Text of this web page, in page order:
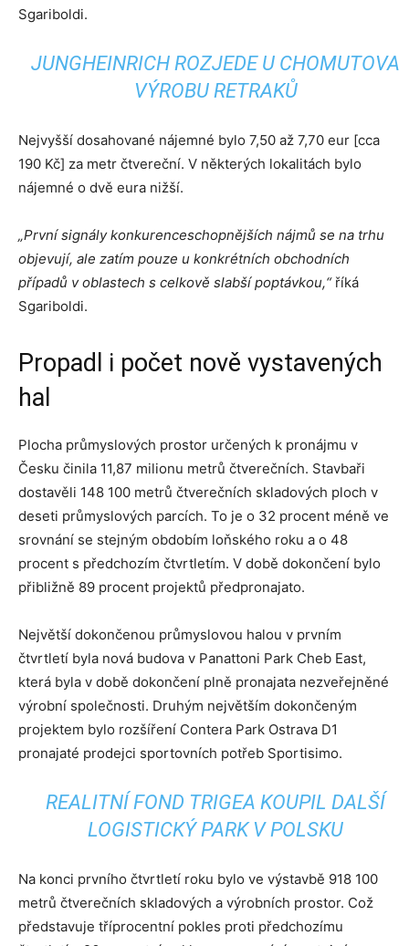
Sgariboldi.
JUNGHEINRICH ROZJEDE U CHOMUTOVA
VÝROBU RETRAKŮ
Nejvyšší dosahované nájemné bylo 7,50 až 7,70 eur [cca
190 Kč] za metr čtvereční. V některých lokalitách bylo
nájemné o dvě eura nižší.
„První signály konkurenceschopnějších nájmů se na trhu
objevují, ale zatím pouze u konkrétních obchodních
případů v oblastech s celkově slabší poptávkou,“říká
Sgariboldi.
Propadl i počet nově vystavených
hal
Plocha průmyslových prostor určených k pronájmu v
Česku činila 11,87 milionu metrů čtverečních. Stavbaři
dostavěli 148 100 metrů čtverečních skladových ploch v
deseti průmyslových parcích. To je o 32 procent méně ve
srovnání se stejným obdobím loňského roku a o 48
procent s předchozím čtvrtletím. V době dokončení bylo
přibližně 89 procent projektů předpronajato.
Největší dokončenou průmyslovou halou v prvním
čtvrtletí byla nová budova v Panattoni Park Cheb East,
která byla v době dokončení plně pronajata nezveřejněné
výrobní společnosti. Druhým největším dokončeným
projektem bylo rozšíření Contera Park Ostrava D1
pronajaté prodejci sportovních potřeb Sportisimo.
REALITNÍ FOND TRIGEA KOUPIL DALŠÍ
LOGISTICKÝ PARK V POLSKU
Na konci prvního čtvrtletí roku bylo ve výstavbě 918 100
metrů čtverečních skladových a výrobních prostor. Což
představuje tříprocentní pokles proti předchozímu